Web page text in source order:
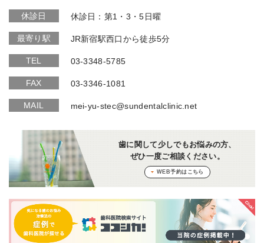
休診日 休診日：第1・3・5日曜
最寄り駅 JR新宿駅西口から徒歩5分
TEL 03-3348-5785
FAX 03-3346-1081
MAIL mei-yu-stec@sundentalclinic.net
歯に関して少しでもお悩みの方、
ぜひ一度ご相談ください。
WEB予約はこちら